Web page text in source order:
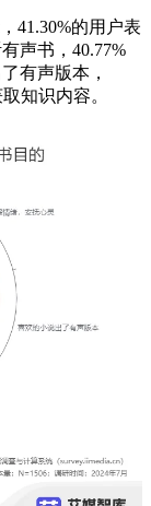
41.30%的用户表
声书，40.77%
有声版本，
知识内容。